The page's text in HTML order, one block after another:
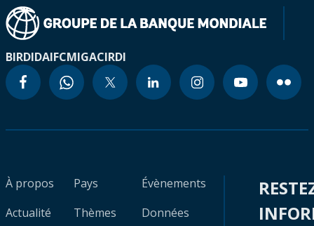
BIRDIDAIFCMIGACIRDI
À propos
Actualité
Pays
Thèmes
Évènements
Données